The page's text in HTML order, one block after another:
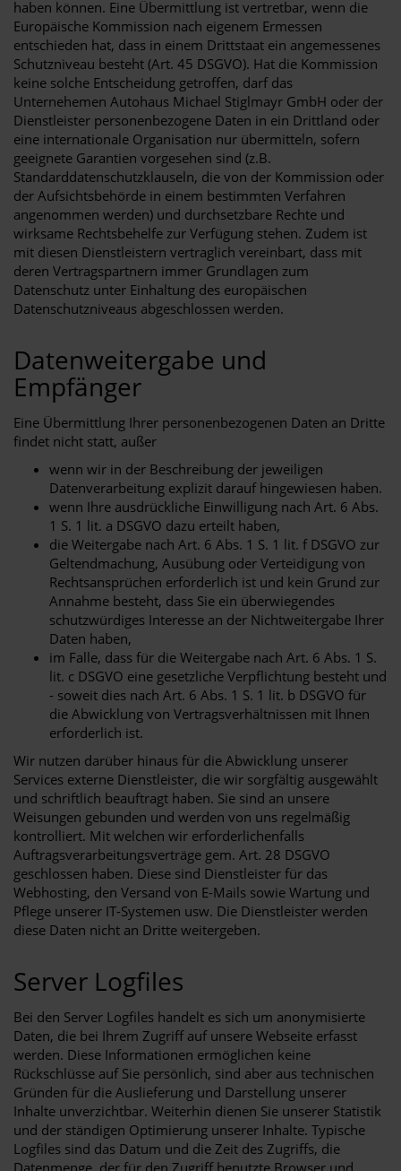
haben können. Eine Übermittlung ist vertretbar, wenn die
Europäische Kommission nach eigenem Ermessen
entschieden hat, dass in einem Drittstaat ein angemessenes
Schutzniveau besteht (Art. 45 DSGVO). Hat die Kommission
keine solche Entscheidung getroffen, darf das
Unternehemen Autohaus Michael Stiglmayr GmbH oder der
Dienstleister personenbezogene Daten in ein Drittland oder
eine internationale Organisation nur übermitteln, sofern
geeignete Garantien vorgesehen sind (z.B.
Standarddatenschutzklauseln, die von der Kommission oder
der Aufsichtsbehörde in einem bestimmten Verfahren
angenommen werden) und durchsetzbare Rechte und
wirksame Rechtsbehelfe zur Verfügung stehen. Zudem ist
mit diesen Dienstleistern vertraglich vereinbart, dass mit
deren Vertragspartnern immer Grundlagen zum
Datenschutz unter Einhaltung des europäischen
Datenschutzniveaus abgeschlossen werden.
Datenweitergabe und
Empfänger
Eine Übermittlung Ihrer personenbezogenen Daten an Dritte
findet nicht statt, außer
wenn wir in der Beschreibung der jeweiligen
Datenverarbeitung explizit darauf hingewiesen haben.
wenn Ihre ausdrückliche Einwilligung nach Art. 6 Abs.
1 S. 1 lit. a DSGVO dazu erteilt haben,
die Weitergabe nach Art. 6 Abs. 1 S. 1 lit. f DSGVO zur
Geltendmachung, Ausübung oder Verteidigung von
Rechtsansprüchen erforderlich ist und kein Grund zur
Annahme besteht, dass Sie ein überwiegendes
schutzwürdiges Interesse an der Nichtweitergabe Ihrer
Daten haben,
im Falle, dass für die Weitergabe nach Art. 6 Abs. 1 S.
lit. c DSGVO eine gesetzliche Verpflichtung besteht und
- soweit dies nach Art. 6 Abs. 1 S. 1 lit. b DSGVO für
die Abwicklung von Vertragsverhältnissen mit Ihnen
erforderlich ist.
Wir nutzen darüber hinaus für die Abwicklung unserer
Services externe Dienstleister, die wir sorgfältig ausgewählt
und schriftlich beauftragt haben. Sie sind an unsere
Weisungen gebunden und werden von uns regelmäßig
kontrolliert. Mit welchen wir erforderlichenfalls
Auftragsverarbeitungsverträge gem. Art. 28 DSGVO
geschlossen haben. Diese sind Dienstleister für das
Webhosting, den Versand von E-Mails sowie Wartung und
Pflege unserer IT-Systemen usw. Die Dienstleister werden
diese Daten nicht an Dritte weitergeben.
Server Logfiles
Bei den Server Logfiles handelt es sich um anonymisierte
Daten, die bei Ihrem Zugriff auf unsere Webseite erfasst
werden. Diese Informationen ermöglichen keine
Rückschlüsse auf Sie persönlich, sind aber aus technischen
Gründen für die Auslieferung und Darstellung unserer
Inhalte unverzichtbar. Weiterhin dienen Sie unserer Statistik
und der ständigen Optimierung unserer Inhalte. Typische
Logfiles sind das Datum und die Zeit des Zugriffs, die
Datenmenge, der für den Zugriff benutzte Browser und